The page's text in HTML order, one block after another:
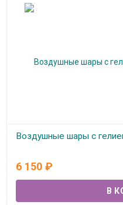
Воздушные шары с
6 150 ₽